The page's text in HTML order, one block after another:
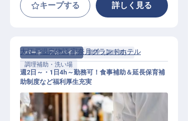
キープする 詳しく見る
パート・アルバイト
調理（調理師）
調理補助・洗い場
大江戸温泉物語 宇奈月グランドホテル
週2日～・1日4h～勤務可！食事補助＆延長保育補
助制度など福利厚生充実